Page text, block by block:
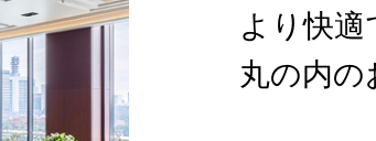
より快
丸の内